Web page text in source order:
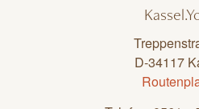
D-34117